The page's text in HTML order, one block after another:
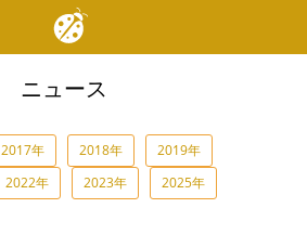
ニュース
2017年 2018年
2019年
2022年 2023年 2025年